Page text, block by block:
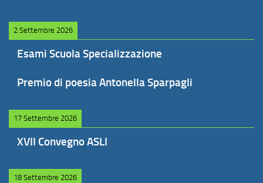
2 Settembre 2026
Esami Scuola Specializzazione
Premio di poesia Antonella Sparpagli
17 Settembre 2026
XVII Convegno ASLI
18 Settembre 2026